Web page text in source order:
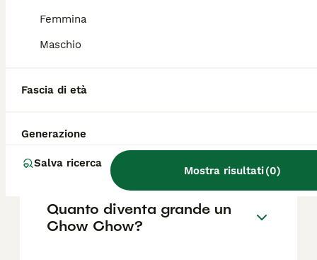
Femmina
Maschio
Fascia di età
Generazione
Salva ricerca
Mostra risultati(0)
dell'allevatore e la posizione.
Chow è originale?
Che incrocio è il Chow
Chow?
Quanto diventa grande un
Chow Chow?